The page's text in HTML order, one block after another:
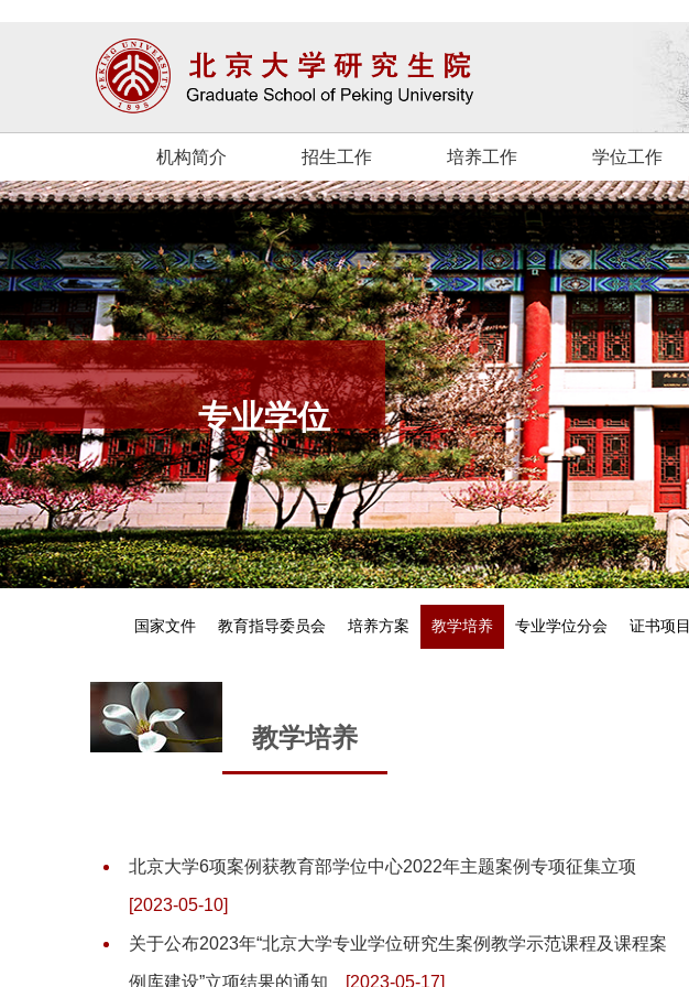
机构简介 招生工作 培养工作 学位工作
专业学位
国家文件 教育指导委员会 培养方案 教学培养 专业学位分会 证书项目
教学培养
北京大学6项案例获教育部学位中心2022年主题案例专项征集立项
[2023-05-10]
关于公布2023年“北京大学专业学位研究生案例教学示范课程及课程案
例库建设”立项结果的通知 [2023-05-17]